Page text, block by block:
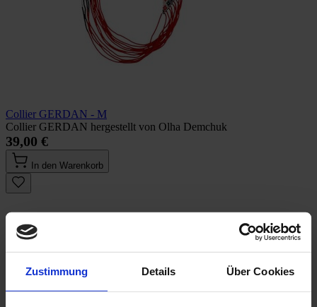
Zustimmung Details Über Cookies
Collier GERDAN - M
Collier GERDAN hergestellt von Olha Demchuk
39,00 €
In den Warenkorb